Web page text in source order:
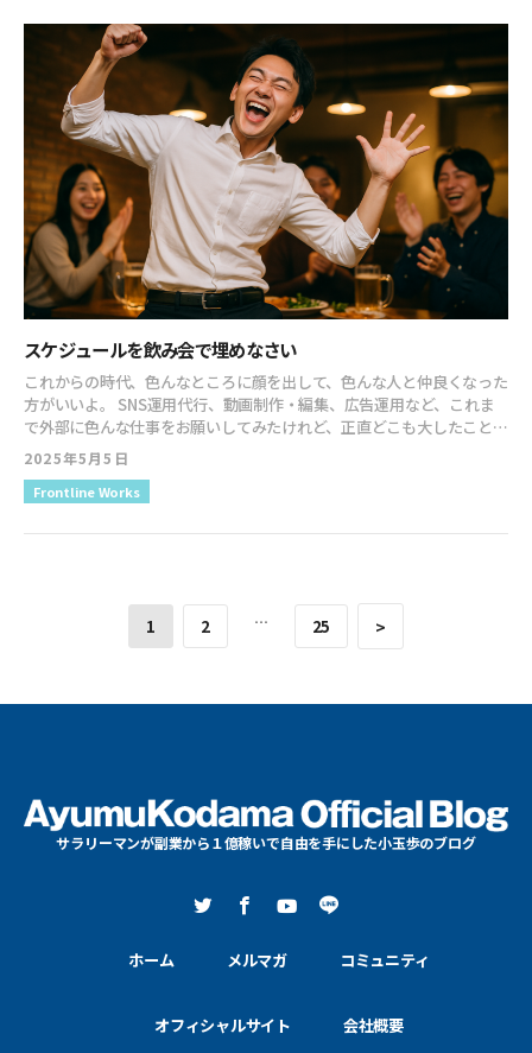
するのは厳しいわけで… で、今週が発売後フルフルの1週間となるわけ
です。 そのウィークリーランキングが、各書店で明日更新されると思
います。 ここがどうなっているのか！？ 広告見て気になる↓スマホ見
たら広告出てる↓なんとなく書店行く↓書店行ったらランキングに入
ってる↓おっと思って手に取る ここまできたら、あとは本の力です
よ。 手に取ってパラパラ読んでみて、良いなと思ってもらえたら買っ
てもらえるでしょう。 この流れが美しく決まって欲しい！ そんな感じ
で、明日はもろもろ動き出しまくる日なんですよね。 とってもワクワ
クしております！ 応援よろしくお願いします！ 『割に合わないことを
やりなさい コスパ・タイパ時代の「次の価値」を見つける思考法 』 …
なんてことを書いていたら、すでにJRに展開されているみたいな話が
入ってきました。 え、マジで？ 今日からスタートって聞いていない
ぞ？？
ば向き合うほど明らかになったのが 「近年では無駄だと切り捨てられ
たものが、実は大きな価値を持ち出している」 ということ。 マジでコ
スパとかタイパとか、言っている場合じゃないよ。 そんなこと言って
たら「あなた自体」がAIに置き換えられちゃうからね。 まあ、なによ
りペラッペラで、味気ない人生になってしまう。 そんな人生嫌だ！ も
ちろん、AIの台頭は無視できない。 使えるものは使うべき。 コスパ・
タイパの部分は、AIに任せたらいいわけですよ。 人間が人間としての
存在価値を示す、新しい時代がやってきたと感じます。 そんな時代の
到来は個人的には、とってもワクワクしているんですよ。 今回の書籍
を読んで、そのワクワクを感じてください。 そして、これからの生き
方に活用してもらえれば嬉しいです。 11年ぶりの新刊発売の興奮のま
まに一筆書き文章でございます。 誤字脱字・乱文失礼しました！！ 何
言ってるかわからないところや、文章壊れているとこたくさんだと思
う。 ということで、書籍読んでくださいね！ 『割に合わないことをや
りなさい コスパ・タイパ時代の「次の価値」を見つける思考法』 い
や、やっぱり自分の書籍が店頭に並ぶと興奮するわ！！ イヤッホーー
ーーーイ！！
写真撮ってないですけど、ボウリング場やカラオケ施設もあるんです
これも食いに集中して全く写真を撮ってませんが、ビュッフェがガチ
なんです。 美味しいです。 ヒルトンクオリティは、ちゃんとあるビュ
ッフェです。 ただ！！ ただーーーー！！！ うちって子ども3人でし
ょ？ お子さん3人いる家庭は共感してくれると思うんですけど、5人が
泊まれる部屋って、あまりなかったりしますよね。探したり予約取った
り結構大変なんですよ。 なので、うちはたまに２部屋取っちゃって、
僕＆中一の長男チームと妻＆娘＆下の子チームに別れることもあるん
です。 今回はこんな感じ。 ベッド2台と和室。 ここでも、僕＆中一の
長男チームと妻＆娘＆下の子チームに別れて我らはベッドです。 最
近、長男との仲が深まっていると勝手に感じています。 男と男の会話
が、できるようになってきたと勝手に思っています。 でも、最近は長
男が1人で色んなとこ出かけたり休日も別行動したりと、大人の階段を
急速に登って、こんな感じで家族みんなでどこか行くなんてのも減るだ
ろうなって思いますよ。 僕も、このくらいから家族で動くのダルいな
なんて思った記憶ありますし。 というか、部活が忙しすぎて休みも無
かったか。 と、そんな小玉家の、ある週末でございました。 とにかく
ヒルトン小田原はおすすめです。 部屋からの景色もよし！！ 都内から
1時間半でついちゃうっていうのも、長距離移動が怠い僕には本当に良
いのでした。
スケジュールを飲み会で埋めなさい
これからの時代、色んなところに顔を出して、色んな人と仲良くなった
方がいいよ。 SNS運用代行、動画制作・編集、広告運用など、これま
で外部に色んな仕事をお願いしてみたけれど、正直どこも大したことな
かった。一流どころか二流にも満たない三流と二流の間みたいなとこ
ろばかり。こちらが驚くようなものが納品されたことは無い。マジで
一度たりとも無い。 考えてみたら当たり前で、一流の仕事ができる人
のいい友達の仕事だけを受ける感じになっているはず。もしくは、とん
流の間くらい」だということ。そして、それでも誰も文句を言うことな
く回っているということ。 ここに文句を言うつもりもない。回ってい
るなら、そういうものだからだ。しかも、ギリギリ費用対効果もあっ
うになるみたいなことはある。 これによって、世の中の運用代行や、
それに近しいサービスの質が、だいたい三流と二流の間くらいにな
る。しかも、ギリギリ費用対効果も合う。 こうなった時に、どこに仕
フォリオを見たとする。でも、その内容にもほとんど違いがなかった
に見える。だから誰を選んだら良いかわからない。 Amazonで買い物
する時もありません？何か買おうとしてAmazon開くけど商品の見た
2025年5月5日
Frontline Works
1 2 … 25 >
サラリーマンが副業から１億稼いで自由を手にした小玉歩のブログ
ホーム メルマガ コミュニティ
オフィシャルサイト 会社概要